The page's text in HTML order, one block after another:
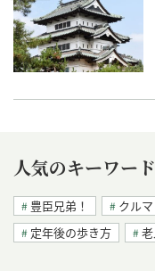
人気のキーワード
豊臣兄弟！ クルマ
定年後の歩き方